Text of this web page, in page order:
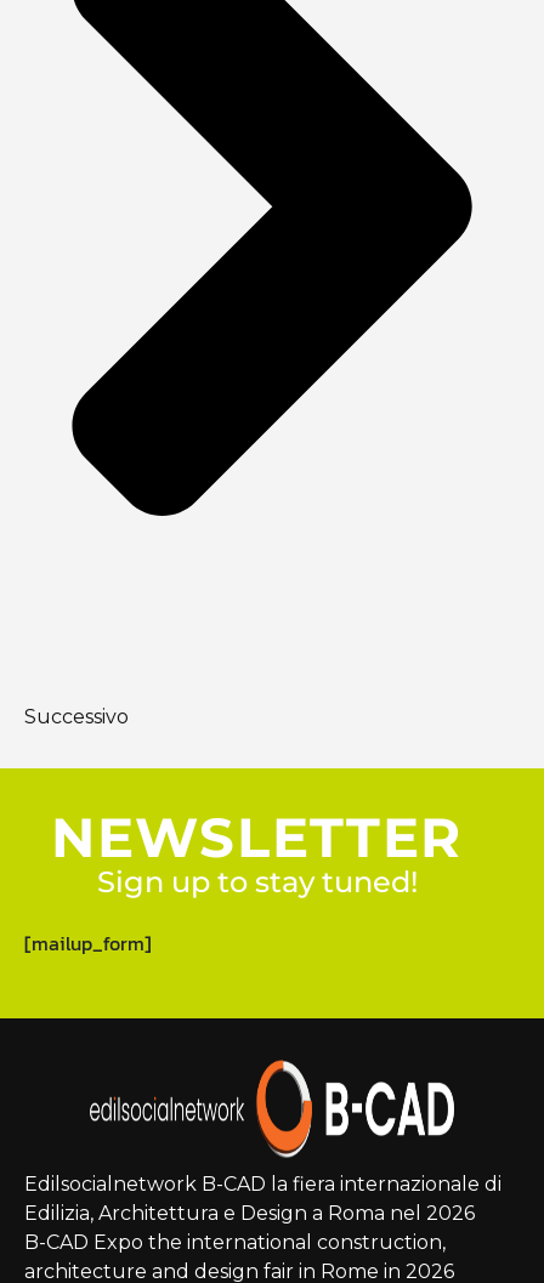
Successivo
NEWSLETTER
Sign up to stay tuned!
[mailup_form]
Edilsocialnetwork B-CAD la fiera internazionale di
Edilizia, Architettura e Design a Roma nel 2026
B-CAD Expo the international construction,
architecture and design fair in Rome in 2026